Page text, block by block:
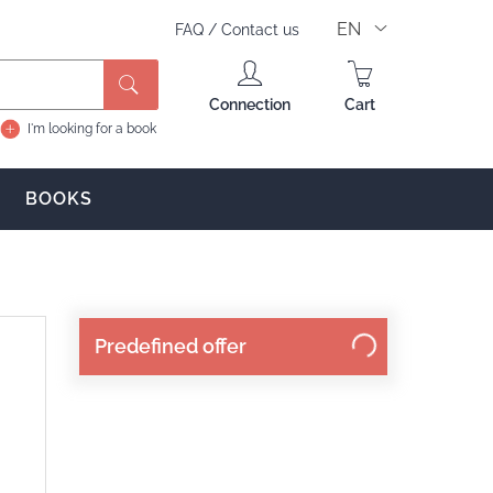
FAQ / Contact us EN
I'm looking for a book
Connection Cart
BOOKS
Predefined offer